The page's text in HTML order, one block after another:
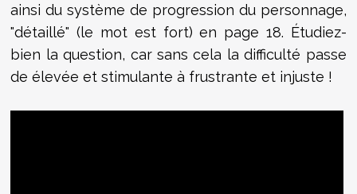
ainsi du système de progression du personnage,
"détaillé" (le mot est fort) en page 18. Étudiez-
bien la question, car sans cela la difficulté passe
de élevée et stimulante à frustrante et injuste !